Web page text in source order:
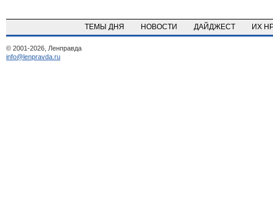
ТЕМЫ ДНЯ НОВОСТИ ДАЙДЖЕСТ ИХ
© 2001-2026, Ленправда
info@lenpravda.ru